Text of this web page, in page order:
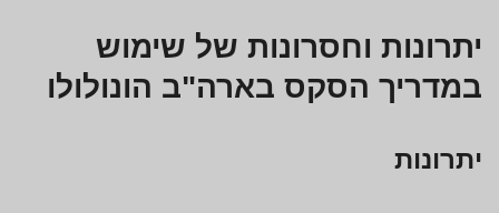
יתרונות וחסרונות של שימוש
במדריך הסקס בארה"ב הונולולו
יתרונות